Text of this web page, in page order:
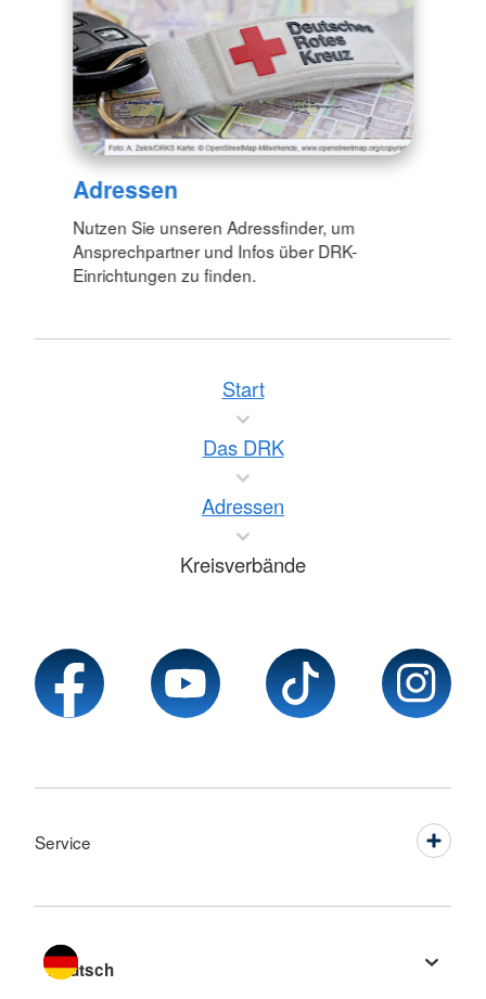
Adressen
Nutzen Sie unseren Adressfinder, um
Ansprechpartner und Infos über DRK-
Einrichtungen zu finden.
Start
Das DRK
Adressen
Kreisverbände
Service
Sprache wechseln zu